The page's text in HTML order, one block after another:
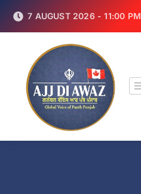
7 AUGUST 2026 - 11:00 PM